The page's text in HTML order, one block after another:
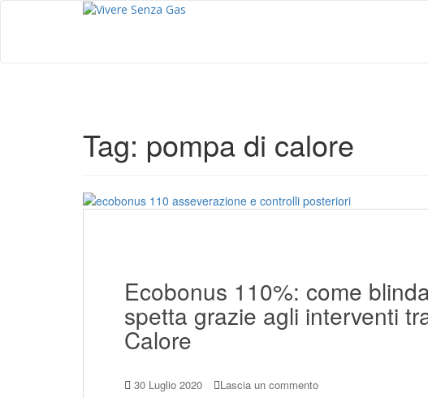
Tag: pompa di calore
Ecobonus 110%: come
spetta grazie agli interventi
Calore
30 Luglio 2020 Lascia un commento